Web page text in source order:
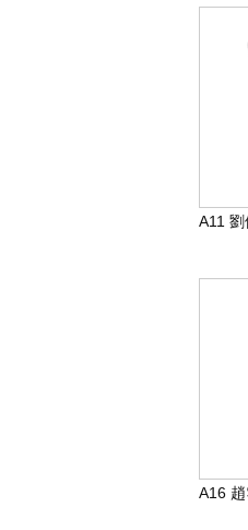
A11 劉
A16